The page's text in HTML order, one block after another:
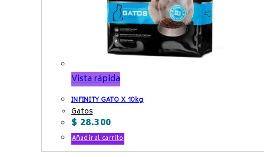
Vista rápida
INFINITY GATO X 10kg
Gatos
$ 28.300
Añadir al carrito